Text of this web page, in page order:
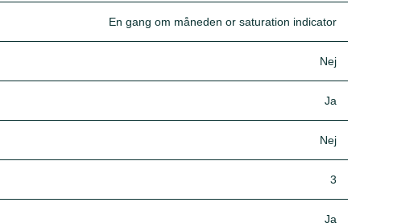
En gang om måneden or saturation indicator
Nej
Ja
Nej
3
Ja